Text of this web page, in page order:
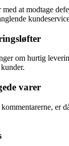
at modtage
om hurtig
varer
er